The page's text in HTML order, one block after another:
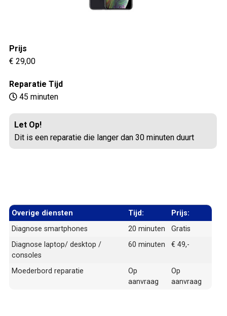
Prijs
€ 29,00
Reparatie Tijd
45 minuten
Let Op!
Dit is een reparatie die langer dan 30 minuten duurt
Overige diensten Tijd:
Prijs:
Diagnose smartphones
20 minuten
Gratis
Diagnose laptop/ desktop /
consoles
60 minuten € 49,-
Moederbord reparatie
Op
aanvraag
Op
aanvraag